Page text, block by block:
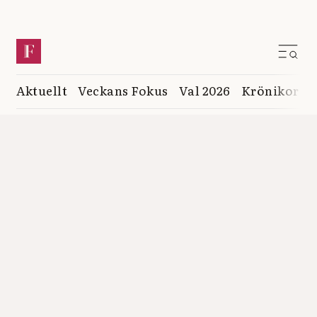
Aktuellt Veckans Fokus Val 2026 Krönikor